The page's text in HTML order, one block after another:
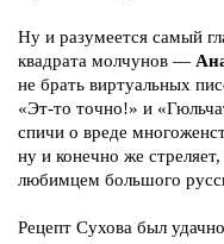
Ну и разумеется самый
квадрата молчунов —
не брать виртуальных
«Эт-то точно!» и
спичи о вреде
ну и конечно же
любимцем большого
Рецепт Сухова был